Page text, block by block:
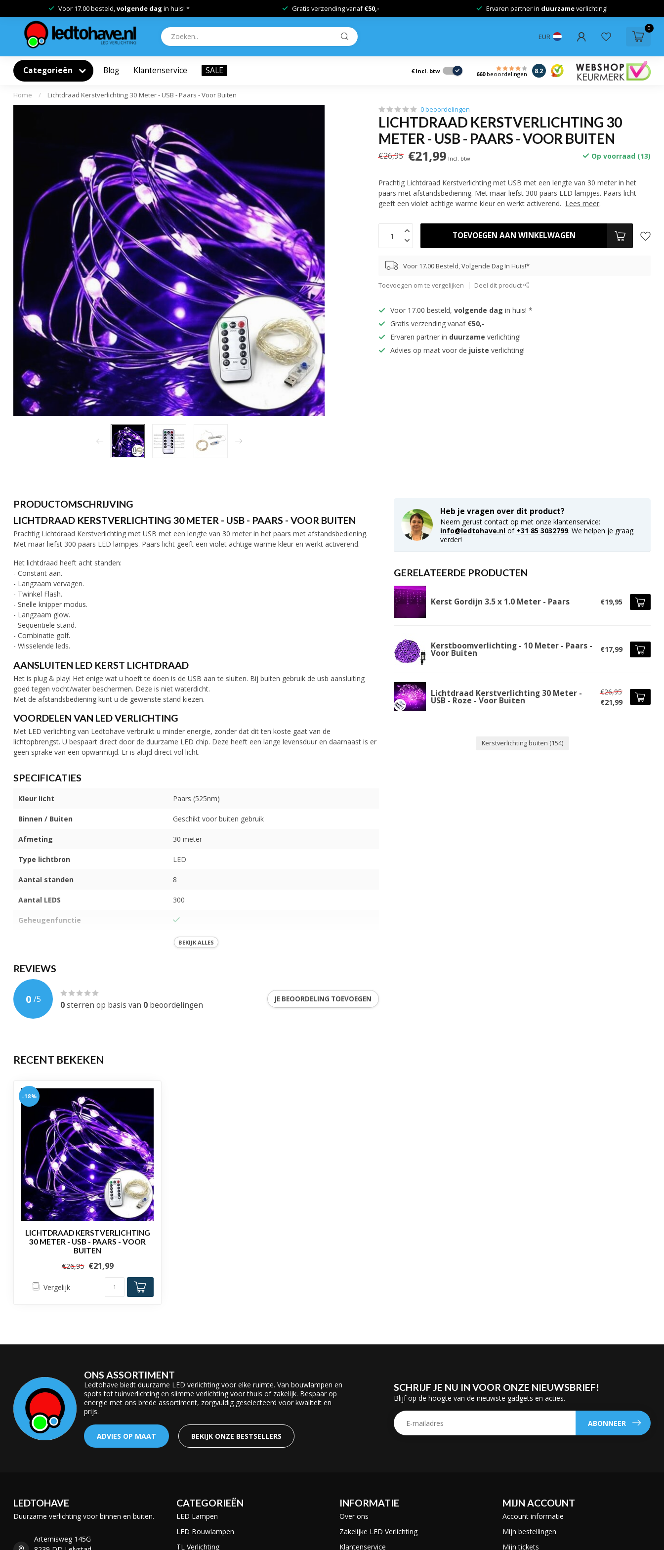
Voor 17.00 besteld,volgende dag in huis! * Gratis verzending vanaf€50,- Ervaren partner in duurzameverlichting!
EUR
0
Categorieën Blog Klantenservice SALE € Incl. btw 660beoordelingen 8.2
Home / Lichtdraad Kerstverlichting 30 Meter - USB - Paars - Voor Buiten
0 beoordelingen
LICHTDRAAD KERSTVERLICHTING 30
METER - USB - PAARS - VOOR BUITEN
€26,95 €21,99 Incl. btw Op voorraad (13)
Prachtig Lichtdraad Kerstverlichting met USB met een lengte van 30 meter in het
paars met afstandsbediening. Met maar liefst 300 paars LED lampjes. Paars licht
geeft een violet achtige warme kleur en werkt activerend. Lees meer.
TOEVOEGEN AAN WINKELWAGEN
Voor 17.00 Besteld, Volgende Dag In Huis!*
Toevoegen om te vergelijken Deel dit product
Voor 17.00 besteld,volgende dag in huis! *
Gratis verzending vanaf €50,-
Ervaren partner in duurzame verlichting!
Advies op maat voor de juiste verlichting!
PRODUCTOMSCHRIJVING
LICHTDRAAD KERSTVERLICHTING 30 METER - USB - PAARS - VOOR BUITEN
Prachtig Lichtdraad Kerstverlichting met USB met een lengte van 30 meter in het paars met afstandsbediening.
Met maar liefst 300 paars LED lampjes. Paars licht geeft een violet achtige warme kleur en werkt activerend.
Het lichtdraad heeft acht standen:
- Constant aan.
- Langzaam vervagen.
- Twinkel Flash.
- Snelle knipper modus.
- Langzaam glow.
- Sequentiële stand.
- Combinatie golf.
- Wisselende leds.
AANSLUITEN LED KERST LICHTDRAAD
Het is plug & play! Het enige wat u hoeft te doen is de USB aan te sluiten. Bij buiten gebruik de usb aansluiting
goed tegen vocht/water beschermen. Deze is niet waterdicht.
Met de afstandsbediening kunt u de gewenste stand kiezen.
VOORDELEN VAN LED VERLICHTING
Met LED verlichting van Ledtohave verbruikt u minder energie, zonder dat dit ten koste gaat van de
lichtopbrengst. U bespaart direct door de duurzame LED chip. Deze heeft een lange levensduur en daarnaast is er
geen sprake van een opwarmtijd. Er is altijd direct vol licht.
SPECIFICATIES
Kleur licht Paars (525nm)
Binnen / Buiten Geschikt voor buiten gebruik
Afmeting 30 meter
Type lichtbron LED
Aantal standen 8
Aantal LEDS 300
Geheugenfunctie
Aansluiting
IP-Waarde IP-65
Gewicht
Levensduur
Certificering
BEKIJK ALLES
REVIEWS
0 /5
0sterren op basis van 0 beoordelingen
JE BEOORDELING TOEVOEGEN
Heb je vragen over dit product?
Neem gerust contact op met onze klantenservice:
info@ledtohave.nl of +31 85 3032799. We helpen je graag
verder!
GERELATEERDE PRODUCTEN
Kerst Gordijn 3.5 x 1.0 Meter - Paars €19,95
Kerstboomverlichting - 10 Meter - Paars -
Voor Buiten €17,99
Lichtdraad Kerstverlichting 30 Meter -
USB - Roze - Voor Buiten
€26,95
€21,99
Kerstverlichting buiten (154)
RECENT BEKEKEN
-18%
LICHTDRAAD KERSTVERLICHTING
30 METER - USB - PAARS - VOOR
BUITEN
€26,95 €21,99
Vergelijk
ONS ASSORTIMENT
Ledtohave biedt duurzame LED verlichting voor elke ruimte. Van bouwlampen en
spots tot tuinverlichting en slimme verlichting voor thuis of zakelijk. Bespaar op
energie met ons brede assortiment, zorgvuldig geselecteerd voor kwaliteit en
prijs.
ADVIES OP MAAT BEKIJK ONZE BESTSELLERS
SCHRIJF JE NU IN VOOR ONZE NIEUWSBRIEF!
Blijf op de hoogte van de nieuwste gadgets en acties.
ABONNEER
LEDTOHAVE
Duurzame verlichting voor binnen en buiten.
Artemisweg 145G
CATEGORIEËN
LED Lampen
LED Bouwlampen
TL Verlichting
INFORMATIE
Over ons
Zakelijke LED Verlichting
Klantenservice
MIJN ACCOUNT
Account informatie
Mijn bestellingen
Mijn tickets